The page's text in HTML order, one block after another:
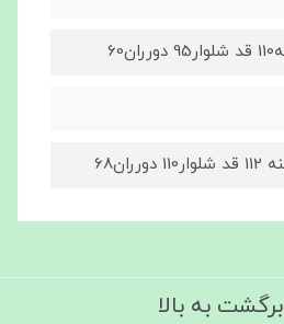
برگشت به بالا